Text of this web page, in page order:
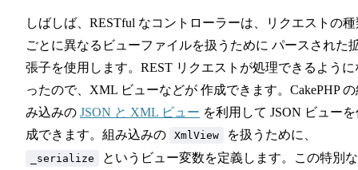
しばしば、RESTful なコントローラーは、リクエストの
ごとに異なるビューファイルを扱うために パースされた
張子を使用します。REST リクエストが処理できるように
ったので、XML ビューなどが 作成できます。CakePHP
み込みの JSON と XML ビュー を利用して JSON ビュー
成できます。組み込みの
XmlView を扱うために、
_serialize
というビュー変数を定義します。この特別